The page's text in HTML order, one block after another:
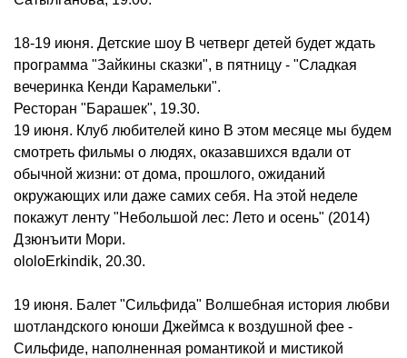
18-19 июня. Детские шоу В четверг детей будет ждать
программа "Зайкины сказки", в пятницу - "Сладкая
вечеринка Кенди Карамельки".
Ресторан "Барашек", 19.30.
19 июня. Клуб любителей кино В этом месяце мы будем
смотреть фильмы о людях, оказавшихся вдали от
обычной жизни: от дома, прошлого, ожиданий
окружающих или даже самих себя. На этой неделе
покажут ленту "Небольшой лес: Лето и осень" (2014)
Дзюнъити Мори.
ololoErkindik, 20.30.
19 июня. Балет "Сильфида" Волшебная история любви
шотландского юноши Джеймса к воздушной фее -
Сильфиде, наполненная романтикой и мистикой